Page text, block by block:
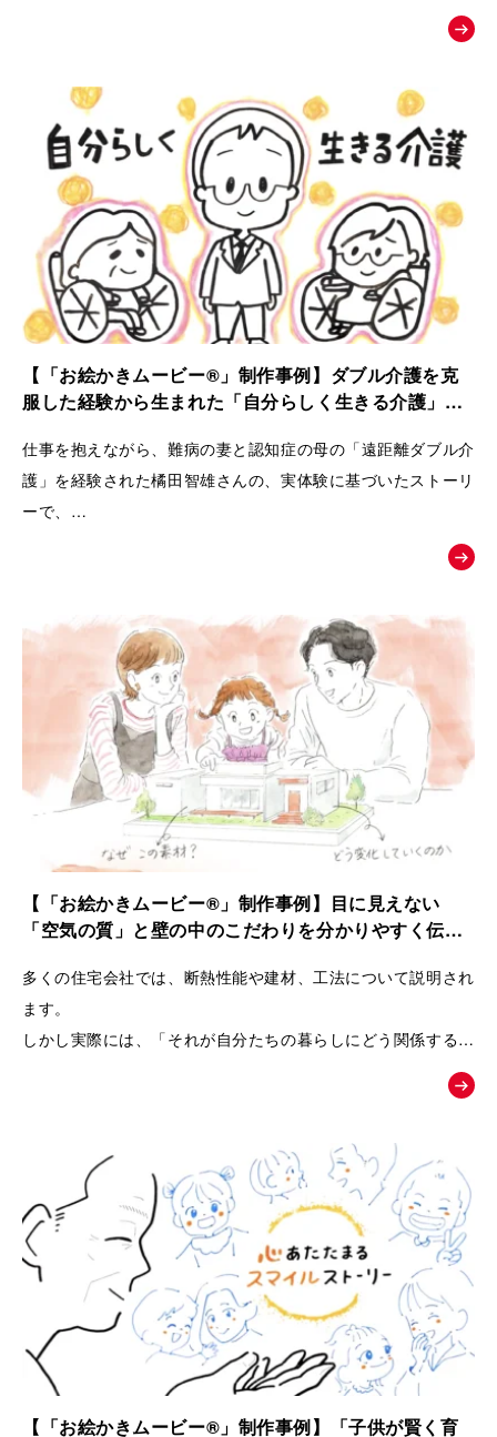
ルーム）』への相談へと温かく背中を押す、課題解決型の紹介
【「お絵かきムービー®」制作事例】ダブル介護を克
服した経験から生まれた「自分らしく生きる介護」ス
仕事を抱えながら、難病の妻と認知症の母の「遠距離ダブル介
護」を経験された橘田智雄さんの、実体験に基づいたストーリ
ーで、
働き盛りでの介護離職防止や、ケアラーのメンタルヘルスとい
う現代の重要な社会課題にスポットを当てた、啓発・相談窓口
【「お絵かきムービー®」制作事例】目に見えない
「空気の質」と壁の中のこだわりを分かりやすく伝え
多くの住宅会社では、断熱性能や建材、工法について説明され
ます。
しかし実際には、「それが自分たちの暮らしにどう関係するの
か」が伝わりにくく、お客様の記憶に残りにくいという課題が
そこで本作品では、「子どもの湿疹」「夫のアレルギー」とい
う、多くの子育て世代が共感しやすい悩みを入口に設定しまし
た。
そして、家づくりを通して健康や暮らしが変化していく過程を
追体験していただくことで、
「空気の質」「見えない部分の素材」「長く快適に暮らせる家
づくり」の大切さを、感情とともに自然に理解していただける
構成になっています。
【「お絵かきムービー®」制作事例】「子供が賢く育